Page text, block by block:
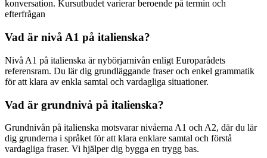
konversation. Kursutbudet varierar beroende på termin och
efterfrågan
Vad är nivå A1 på italienska?
Nivå A1 på italienska är nybörjarnivån enligt Europarådets
referensram. Du lär dig grundläggande fraser och enkel grammatik
för att klara av enkla samtal och vardagliga situationer.
Vad är grundnivå på italienska?
Grundnivån på italienska motsvarar nivåerna A1 och A2, där du lär
dig grunderna i språket för att klara enklare samtal och förstå
vardagliga fraser. Vi hjälper dig bygga en trygg bas.